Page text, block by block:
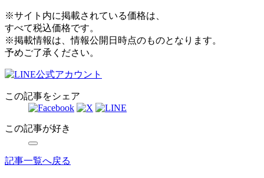
※サイト内に掲載されている価格は、
すべて税込価格です。
※掲載情報は、情報公開日時点のものとなります。
予めご了承ください。
この記事をシェア
この記事が好き
記事一覧へ戻る